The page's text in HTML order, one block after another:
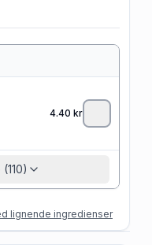
4.40 kr
lignende ingredienser